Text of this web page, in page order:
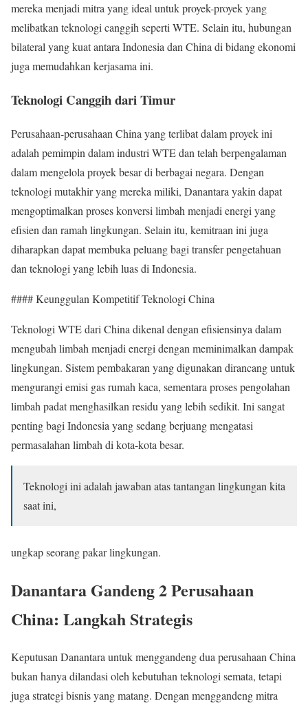
mereka menjadi mitra yang ideal untuk proyek-proyek yang
melibatkan teknologi canggih seperti WTE. Selain itu, hubungan
bilateral yang kuat antara Indonesia dan China di bidang ekonomi
juga memudahkan kerjasama ini.
Teknologi Canggih dari Timur
Perusahaan-perusahaan China yang terlibat dalam proyek ini
adalah pemimpin dalam industri WTE dan telah berpengalaman
dalam mengelola proyek besar di berbagai negara. Dengan
teknologi mutakhir yang mereka miliki, Danantara yakin dapat
mengoptimalkan proses konversi limbah menjadi energi yang
efisien dan ramah lingkungan. Selain itu, kemitraan ini juga
diharapkan dapat membuka peluang bagi transfer pengetahuan
dan teknologi yang lebih luas di Indonesia.
#### Keunggulan Kompetitif Teknologi China
Teknologi WTE dari China dikenal dengan efisiensinya dalam
mengubah limbah menjadi energi dengan meminimalkan dampak
lingkungan. Sistem pembakaran yang digunakan dirancang untuk
mengurangi emisi gas rumah kaca, sementara proses pengolahan
limbah padat menghasilkan residu yang lebih sedikit. Ini sangat
penting bagi Indonesia yang sedang berjuang mengatasi
permasalahan limbah di kota-kota besar.
Teknologi ini adalah jawaban atas tantangan lingkungan kita
saat ini,
ungkap seorang pakar lingkungan.
Danantara Gandeng 2 Perusahaan
China: Langkah Strategis
Keputusan Danantara untuk menggandeng dua perusahaan China
bukan hanya dilandasi oleh kebutuhan teknologi semata, tetapi
juga strategi bisnis yang matang. Dengan menggandeng mitra